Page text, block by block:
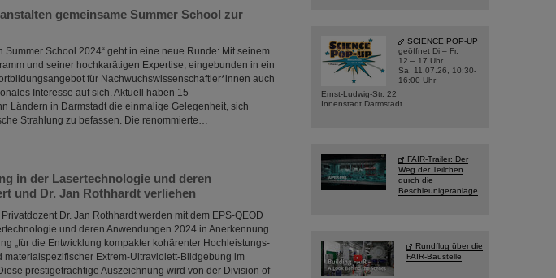
gemeinsame Summer School zur
Summer School 2024“ geht in eine neue Runde: Mit seinem
und seiner hochkarätigen Expertise, eingebunden in ein
für Nachwuchswissenschaftler*innen auch
Interesse auf sich. Aktuell haben 15
Ländern in Darmstadt die einmalige Gelegenheit, sich
Strahlung zu befassen. Die renommierte…
in der Lasertechnologie und deren
und Dr. Jan Rothhardt verliehen
Dr. Jan Rothhardt werden mit dem EPS-QEOD
und deren Anwendungen 2024 in Anerkennung
„für die Entwicklung kompakter kohärenter Hochleistungs-
materialspezifischer Extrem-Ultraviolett-Bildgebung im
prestigeträchtige Auszeichnung wird von der Division of
SCIENCE POP-UP
geöffnet Di – Fr,
12 – 17 Uhr
Sa, 11.07.26, 10:30-
16:00 Uhr
Ernst-Ludwig-Str. 22
Innenstadt Darmstadt
FAIR-Trailer: Der
Weg der Teilchen
durch die
Beschleunigeranlage
Rundflug über die
FAIR-Baustelle